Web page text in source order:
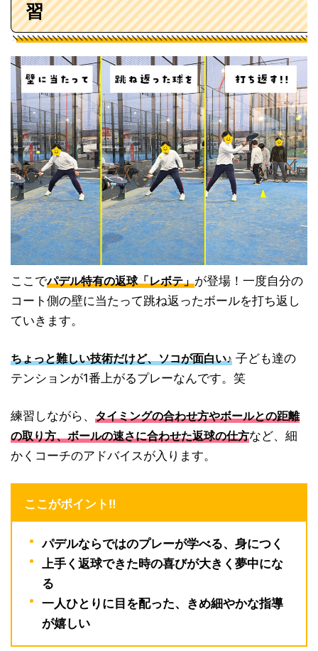
習
ここでパデル特有の返球「レボテ」が登場！一度自分の
コート側の壁に当たって跳ね返ったボールを打ち返し
ていきます。
ちょっと難しい技術だけど、ソコが面白い♪子ども達の
テンションが1番上がるプレーなんです。笑
練習しながら、 タイミングの合わせ方やボールとの距離
の取り方、ボールの速さに合わせた返球の仕方など、細
かくコーチのアドバイスが入ります。
ここがポイント!!
パデルならではのプレーが学べる、身につく
上手く返球できた時の喜びが大きく夢中にな
る
一人ひとりに目を配った、きめ細やかな指導
が嬉しい